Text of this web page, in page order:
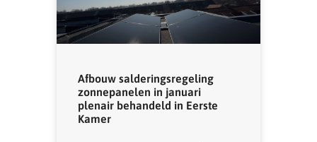
Afbouw salderingsregeling
zonnepanelen in januari
plenair behandeld in Eerste
Kamer